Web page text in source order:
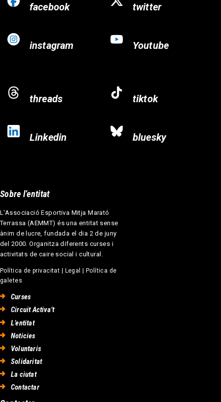
facebook twitter
instagram Youtube
threads tiktok
Linkedin bluesky
Sobre l’entitat
L'Associació Esportiva Mitja Marató
Terrassa (AEMMT) és una entitat sense
ànim de lucre, fundada el dia 2 de juny
del 2000. Organitza diferents curses i
activitats de caire social i cultural.
Política de privacitat | Legal | Política de
galetes
Curses
Circuit Activa’t
L’entitat
Noticies
Voluntaris
Solidaritat
La ciutat
Contactar